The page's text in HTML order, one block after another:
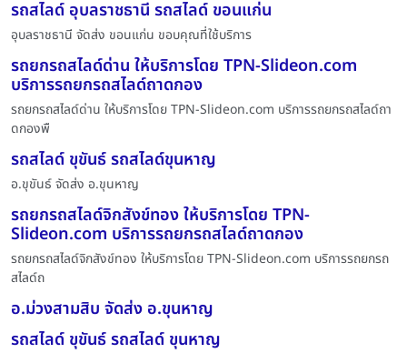
รถสไลด์ อุบลราชธานี รถสไลด์ ขอนแก่น
อุบลราชธานี จัดส่ง ขอนแก่น ขอบคุณที่ใช้บริการ
รถยกรถสไลด์ด่าน ให้บริการโดย TPN-Slideon.com
บริการรถยกรถสไลด์ถาดกอง
รถยกรถสไลด์ด่าน ให้บริการโดย TPN-Slideon.com บริการรถยกรถสไลด์ถา
ดกองพื
รถสไลด์ ขุขันธ์ รถสไลด์ขุนหาญ
อ.ขุขันธ์ จัดส่ง อ.ขุนหาญ
รถยกรถสไลด์จิกสังข์ทอง ให้บริการโดย TPN-
Slideon.com บริการรถยกรถสไลด์ถาดกอง
รถยกรถสไลด์จิกสังข์ทอง ให้บริการโดย TPN-Slideon.com บริการรถยกรถ
สไลด์ถ
อ.ม่วงสามสิบ จัดส่ง อ.ขุนหาญ
รถสไลด์ ขุขันธ์ รถสไลด์ ขุนหาญ